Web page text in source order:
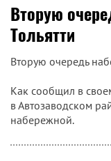
Вторую
Тольятти
Вторую очередь
Как сообщил в
в Автозаводском
набережной.